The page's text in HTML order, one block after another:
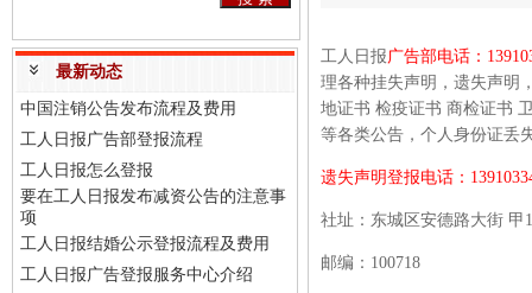
最新动态
中国注销公告发布流程及费用
工人日报广告部登报流程
工人日报怎么登报
要在工人日报发布减资公告的注意事
项
工人日报结婚公示登报流程及费用
工人日报广告登报服务中心介绍
工人日报广告部电话：
理各种挂失声明，遗失声明
地证书 检疫证书 商检证书
等各类公告，个人身份证丢
遗失声明登报电话：
社址：东城区安德路大街 甲
邮编： 100718